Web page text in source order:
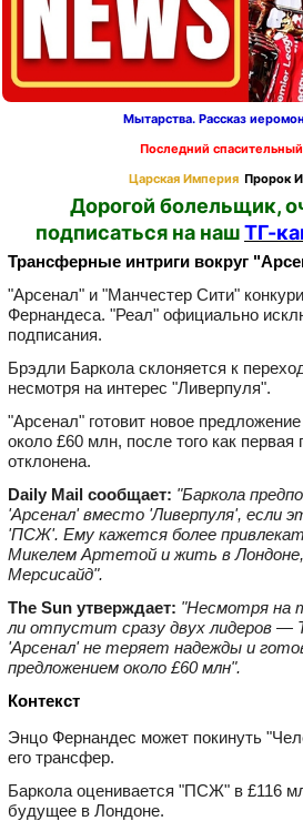
Мытарства. Рассказ
Последний
Царская Империя Пророк
Дорогой болельщик,
подписаться на нашТГ-
Трансферные интриги вокруг
"Арсенал" и "Манчестер Сити"
Фернандеса. "Реал" официально
подписания.
Брэдли Баркола склоняется к
несмотря на интерес "Ливерпуля".
"Арсенал" готовит новое
около £60 млн, после того как
отклонена.
Daily Mail сообщает: "Баркола
'Арсенал' вместо 'Ливерпуля', если
'ПСЖ'. Ему кажется более
Микелем Артетой и жить в
Мерсисайд".
The Sun утверждает: "Несмотря на
ли отпустит сразу двух лидеров —
'Арсенал' не теряет надежды и
предложением около £60 млн".
Контекст
Энцо Фернандес может покинуть
его трансфер.
Баркола оценивается "ПСЖ" в £116
будущее в Лондоне.